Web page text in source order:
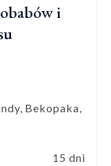
i
Bekopaka,
15 dni